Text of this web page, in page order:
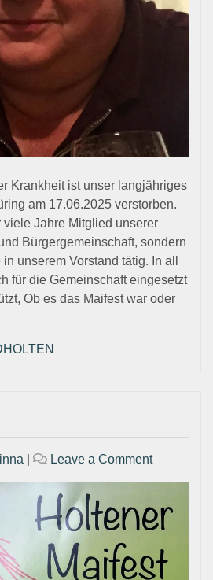
Krankheit ist unser langjähriges
am 17.06.2025 verstorben.
viele Jahre Mitglied unserer
Bürgergemeinschaft, sondern
unserem Vorstand tätig. In all
für die Gemeinschaft eingesetzt
Ob es das Maifest war oder
Leave a Commenton